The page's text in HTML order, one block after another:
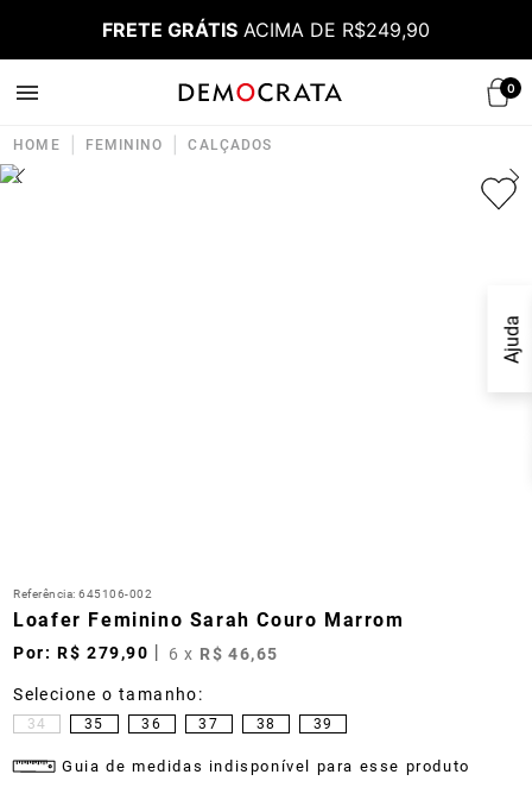
FRETE GRÁTIS ACIMA DE R$249,90
0
Ajuda
HOME FEMININO CALÇADOS
Referência:645106-002
Loafer Feminino Sarah Couro Marrom
R$ 279,90 6 x R$ 46,65
34 35 36 37 38 39
Guia de medidas indisponível para esse produto